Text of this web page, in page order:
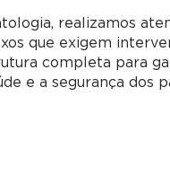
realizamos
que exigem
completa para
e a segurança dos